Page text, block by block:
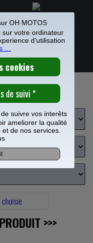
0
de 49€
de selle
moto
>>>
sur votre ordinateur
d'utilisation
…
suivre vos interêts
ameliorer la qualité
de nos services.